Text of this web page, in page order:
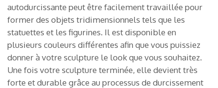
autodurcissante peut être facilement travaillée pour
former des objets tridimensionnels tels que les
statuettes et les figurines. Il est disponible en
plusieurs couleurs différentes afin que vous puissiez
donner à votre sculpture le look que vous souhaitez.
Une fois votre sculpture terminée, elle devient très
forte et durable grâce au processus de durcissement